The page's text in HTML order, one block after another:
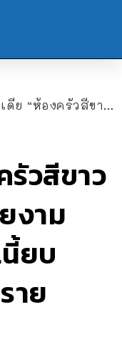
สุดคลาสสิค” สวยงามด้วยเส้นสายสุดเนี้ยบ เปี่ยมเสน่ห์ในทุกรายละเอียด
รัวสีขาว
งาม
ยบ
าย